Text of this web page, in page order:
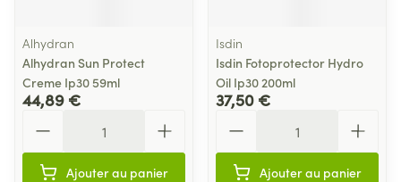
Alhydran
Alhydran Sun Protect
Creme Ip30 59ml
44,89 €
Ajouter au panier
Isdin
Isdin Fotoprotector Hydro
Oil Ip30 200ml
37,50 €
Ajouter au panier